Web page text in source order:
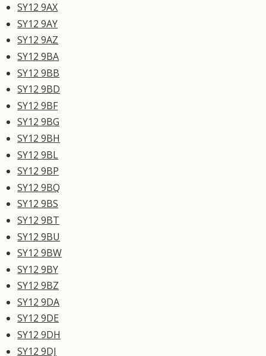
SY12 9AX
SY12 9AY
SY12 9AZ
SY12 9BA
SY12 9BB
SY12 9BD
SY12 9BF
SY12 9BG
SY12 9BH
SY12 9BL
SY12 9BP
SY12 9BQ
SY12 9BS
SY12 9BT
SY12 9BU
SY12 9BW
SY12 9BY
SY12 9BZ
SY12 9DA
SY12 9DE
SY12 9DH
SY12 9DJ